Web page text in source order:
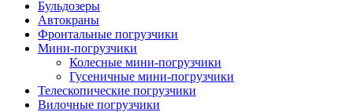
Бульдозеры
Автокраны
Фронтальные погрузчики
Мини-погрузчики
Колесные мини-погрузчики
Гусеничные мини-погрузчики
Телескопические погрузчики
Вилочные погрузчики